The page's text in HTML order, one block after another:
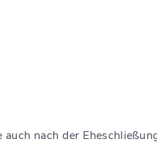
auch nach der